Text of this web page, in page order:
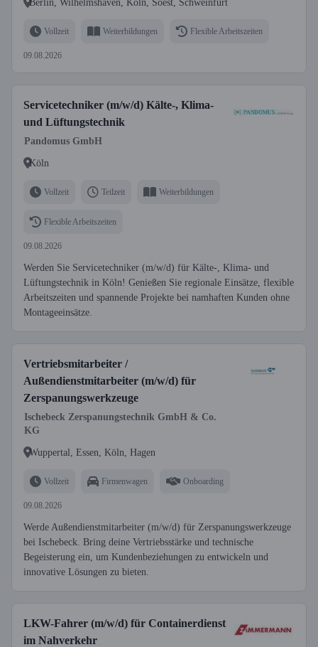
Berlin, Wilhelmshaven, Köln, Soest, Schweinfurt
Vollzeit Weiterbildungen Flexible Arbeitszeiten
09.08.2026
Servicetechniker (m/w/d) Kälte-, Klima-
und Lüftungstechnik
Pandomus GmbH
Köln
Vollzeit Teilzeit Weiterbildungen
Flexible Arbeitszeiten
09.08.2026
Werden Sie Servicetechniker (m/w/d) für Kälte-, Klima- und
Lüftungstechnik in Köln! Genießen Sie regionale Einsätze, flexible
Arbeitszeiten und spannende Projekte bei namhaften Kunden ohne
Montageeinsätze.
Vertriebsmitarbeiter /
Außendienstmitarbeiter (m/w/d) für
Zerspanungswerkzeuge
Ischebeck Zerspanungstechnik GmbH & Co.
KG
Wuppertal, Essen, Köln, Hagen
Vollzeit Firmenwagen Onboarding
09.08.2026
Werde Außendienstmitarbeiter (m/w/d) für Zerspanungswerkzeuge
bei Ischebeck. Bring deine Vertriebsstärke und technische
Begeisterung ein, um Kundenbeziehungen zu entwickeln und
innovative Lösungen zu bieten.
LKW-Fahrer (m/w/d) für Containerdienst
im Nahverkehr